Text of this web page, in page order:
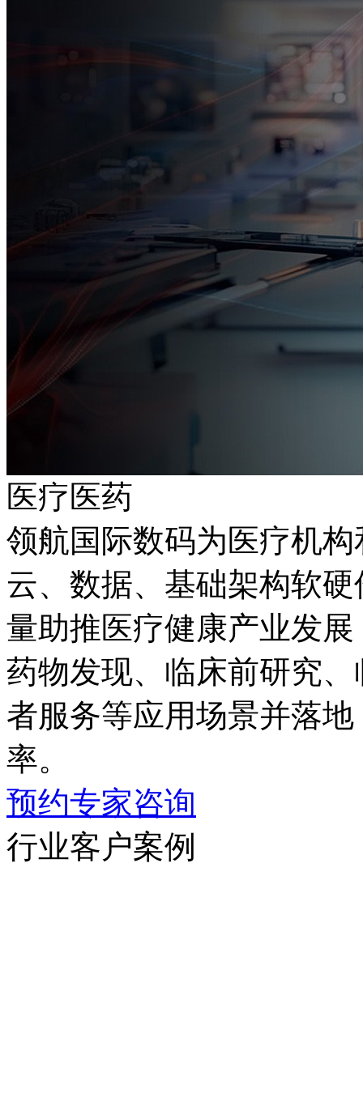
医疗医药
领航国际数码为医疗机
云、数据、基础架构
量助推医疗健康产业发展
药物发现、临床前研究
者服务等应用场景并落地
率。
预约专家咨询
行业客户案例